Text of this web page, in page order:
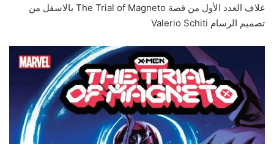
غلاف العدد الأول من قصة The Trial of Magneto بالاسفل من
تصميم الرسام Valerio Schiti